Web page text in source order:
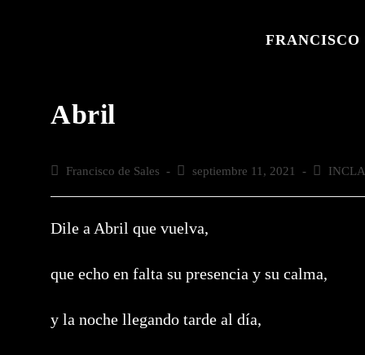
FRANCISCO
Abril
Autor
entrada:
Francisco de Sales
Publicación
entrada:
septiembre 11, 2021
Categoría
Dile a Abril que vuelva,
que echo en falta su presencia y su calma,
y la noche llegando tarde al día,